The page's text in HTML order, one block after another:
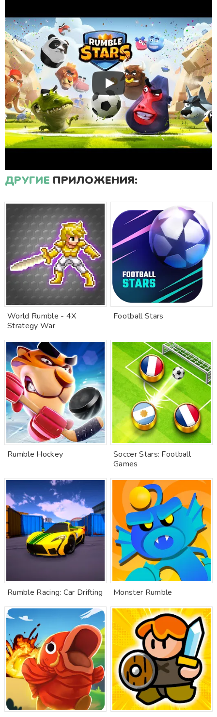
ДРУГИЕ ПРИЛОЖЕНИЯ:
World Rumble - 4X
Strategy War
Football Stars
Rumble Hockey
Soccer Stars: Football
Games
Rumble Racing: Car Drifting Monster Rumble